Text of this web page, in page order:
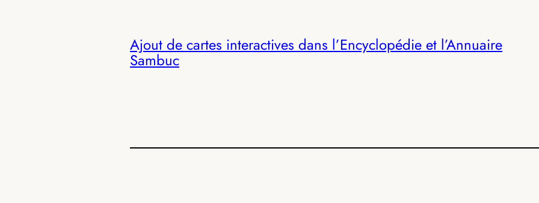
Ajout de cartes interactives dans l’Encyclopédie et l’Annuaire
Sambuc